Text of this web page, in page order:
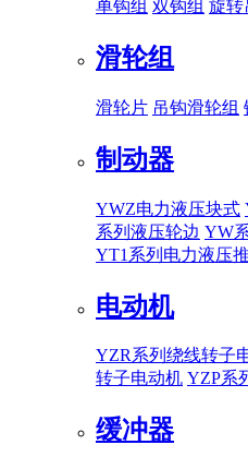
单钩组 双钩组 旋转
滑轮组
滑轮片 吊钩滑轮组
制动器
YWZ电力液压块式
系列液压轮边 YW
YT1系列电力液压
电动机
YZR系列绕线转子
转子电动机 YZP系
缓冲器